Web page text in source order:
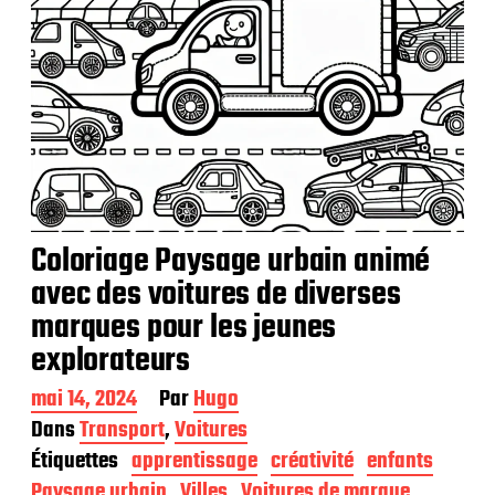
Coloriage Paysage urbain animé
avec des voitures de diverses
marques pour les jeunes
explorateurs
D
a
t
e
d
mai 14, 2024 ParHugo
DansTransport,Voitures
Étiquettes apprentissage créativité enfants